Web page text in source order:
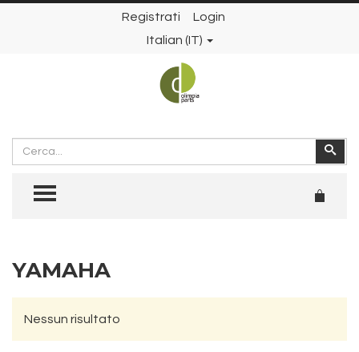
Registrati
Login
Italian (IT)
Cerca
TOGGLE MENU
YAMAHA
Nessun risultato